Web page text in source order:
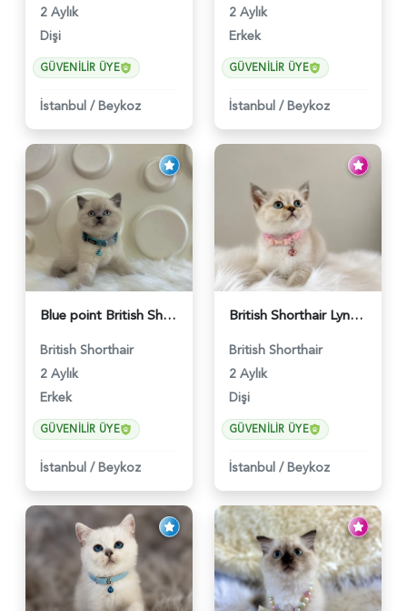
2 Aylık
Dişi
GÜVENILIR ÜYE
İstanbul / Beykoz
2 Aylık
Erkek
GÜVENILIR ÜYE
İstanbul / Beykoz
Blue point British Shorthair Kedim 2 Aylık - 4132
British Shorthair
2 Aylık
Erkek
GÜVENILIR ÜYE
İstanbul / Beykoz
British Shorthair Lynx Point Dişi Yavrumuz Yuva Arıyor - 5148
British Shorthair
2 Aylık
Dişi
GÜVENILIR ÜYE
İstanbul / Beykoz